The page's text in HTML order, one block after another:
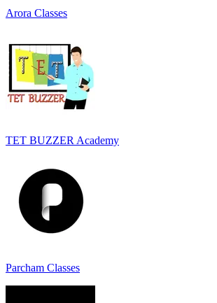
Arora Classes
TET BUZZER Academy
Parcham Classes